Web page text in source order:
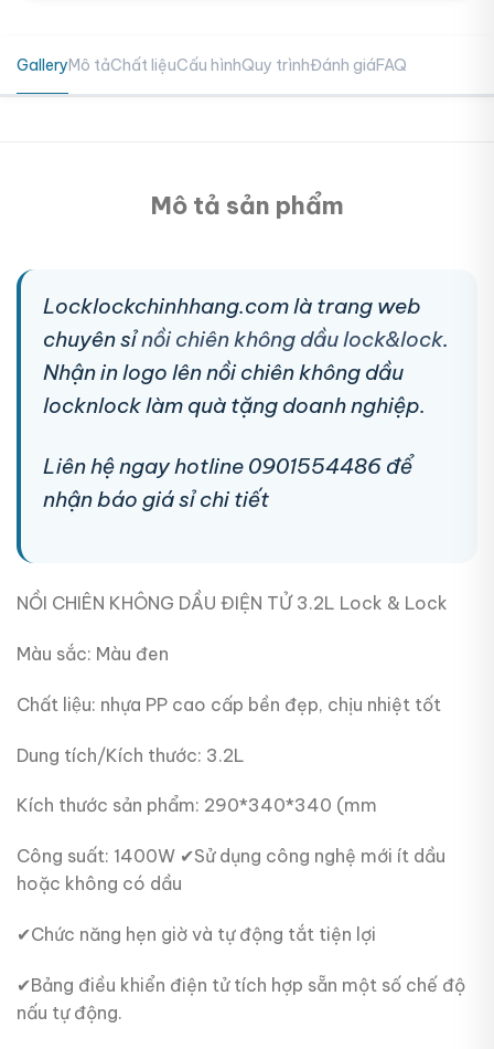
GalleryMô tảChất liệuCấu hìnhQuy trìnhĐánh giáFAQ
Mô tả sản phẩm
Locklockchinhhang.com là trang web
chuyên sỉnồi chiên không dầu lock&lock.
Nhận in logo lên nồi chiên không dầu
locknlock làm quà tặng doanh nghiệp.
Liên hệ ngay hotline 0901554486 để
nhận báo giá sỉ chi tiết
NỒI CHIÊN KHÔNG DẦU ĐIỆN TỬ 3.2L Lock & Lock
Màu sắc: Màu đen
Chất liệu: nhựa PP cao cấp bền đẹp, chịu nhiệt tốt
Dung tích/Kích thước: 3.2L
Kích thước sản phẩm: 290*340*340 (mm
Công suất: 1400W ✔Sử dụng công nghệ mới ít dầu
hoặc không có dầu
✔Chức năng hẹn giờ và tự động tắt tiện lợi
✔Bảng điều khiển điện tử tích hợp sẵn một số chế độ
nấu tự động.